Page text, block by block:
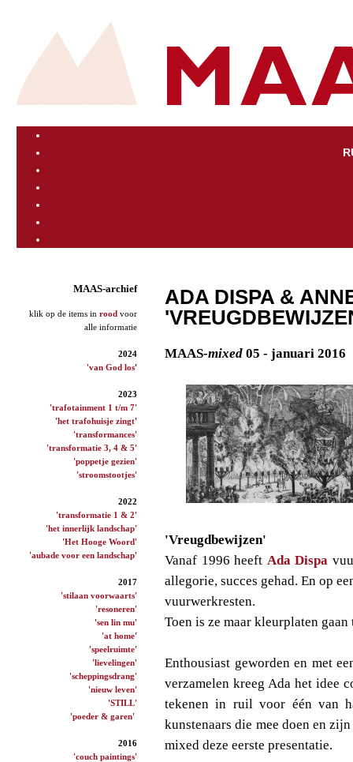
MAAS-archief
klik op de items in rood voor
alle informatie
2024
'van God los'
2023
'trafotainment 1 t/m 7'
'het trafohuisje zingt'
'transformances'
'transformatie 3, 4 & 5'
'poppetje gezien'
'stroomstootjes'
2022
'transformatie 1 & 2'
'het innerlijk landschap'
'Het Hooge Woord'
'aubade voor een landschap'
2017
'stilaan voorwaarts'
'resoneren'
'sen lin mu'
'at home'
'speelruimte'
'lievelingen'
'scheppingsdrang'
'nieuw leven'
'STILL'
'poeder & garen'
2016
'couch paintings'
ADA DISPA &
MAAS-mixed 05 - januari 2016
'Vreugdbewijzen'
Vanaf 1996 heeft Ada Dispa
allegorie, succes gehad. En op
vuurwerkresten.
Toen is ze maar kleurplaten gaan
Enthousiast geworden en met
verzamelen kreeg Ada het idee
tekenen in ruil voor één van
kunstenaars die mee doen en
mixed deze eerste presentatie.